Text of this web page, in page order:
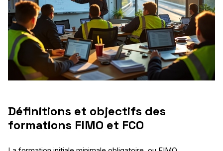
Définitions et objectifs des
formations FIMO et FCO